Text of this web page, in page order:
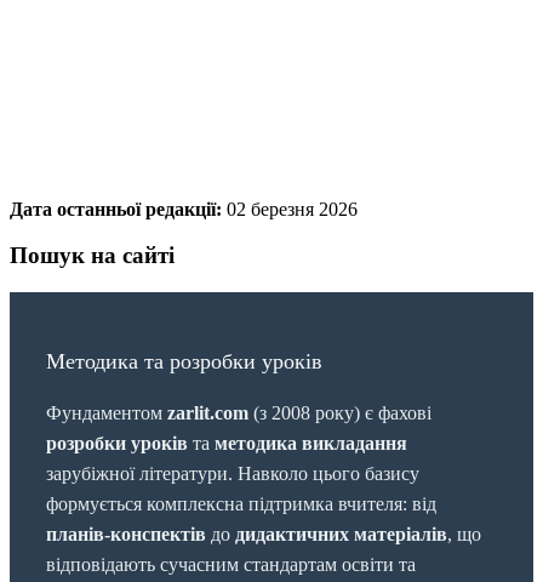
Дата останньої редакції: 02 березня 2026
Пошук на сайті
Методика та розробки уроків
Фундаментом zarlit.com (з 2008 року) є фахові
розробки уроків та методика викладання
зарубіжної літератури. Навколо цього базису
формується комплексна підтримка вчителя: від
планів-конспектів до дидактичних матеріалів, що
відповідають сучасним стандартам освіти та